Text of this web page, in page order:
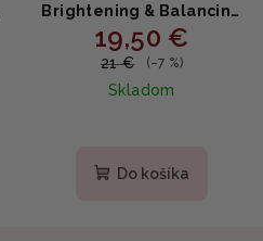
Brightening & Balancing
Facial Serum -
Rozjasňujúce sérum s
vitamínom C 50ml
19,50 €
21 € (–7 %)
Skladom
Do košíka